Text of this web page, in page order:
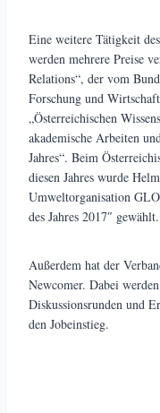
Eine weitere Tätigkeit
werden mehrere Preise
Relations“, der vom
Forschung und
„Österreichischen
akademische Arbeiten
Jahres“. Beim
diesen Jahres wurde
Umweltorganisation
des Jahres 2017″ gewählt.
Außerdem hat der
Newcomer. Dabei
Diskussionsrunden und
den Jobeinstieg.